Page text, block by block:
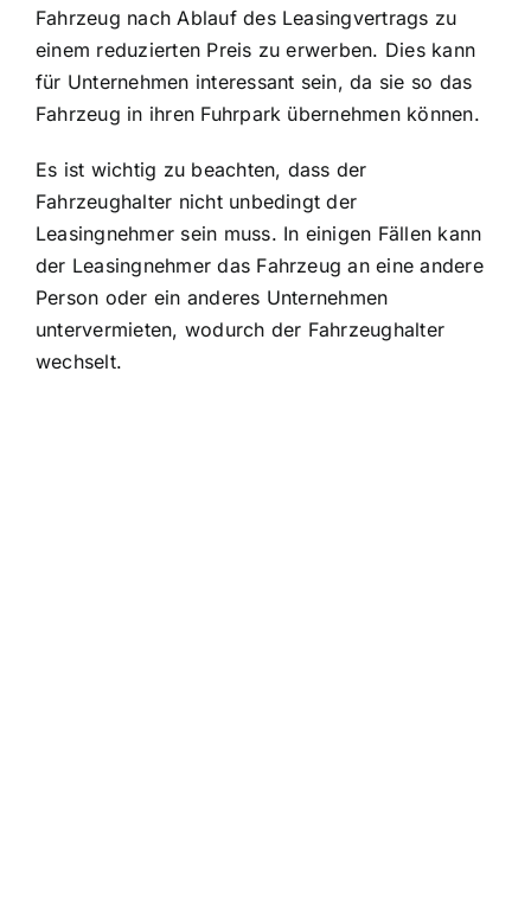
Fahrzeug nach Ablauf des Leasingvertrags zu
einem reduzierten Preis zu erwerben. Dies kann
für Unternehmen interessant sein, da sie so das
Fahrzeug in ihren Fuhrpark übernehmen können.
Es ist wichtig zu beachten, dass der
Fahrzeughalter nicht unbedingt der
Leasingnehmer sein muss. In einigen Fällen kann
der Leasingnehmer das Fahrzeug an eine andere
Person oder ein anderes Unternehmen
untervermieten, wodurch der Fahrzeughalter
wechselt.